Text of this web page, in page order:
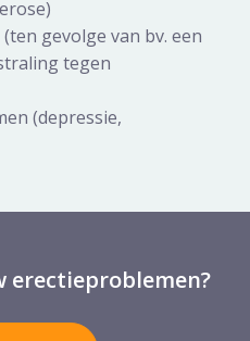
gevolge van bv. een
tegen
(depressie,
erectieproblemen?